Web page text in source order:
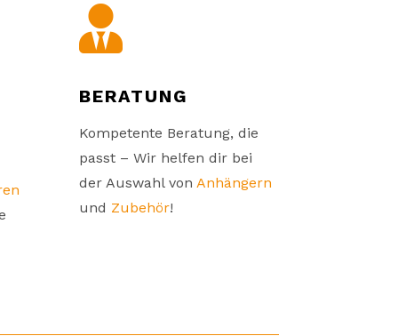

BERATUNG
Kompetente Beratung, die
passt – Wir helfen dir bei
der Auswahl von Anhängern
und Zubehör!